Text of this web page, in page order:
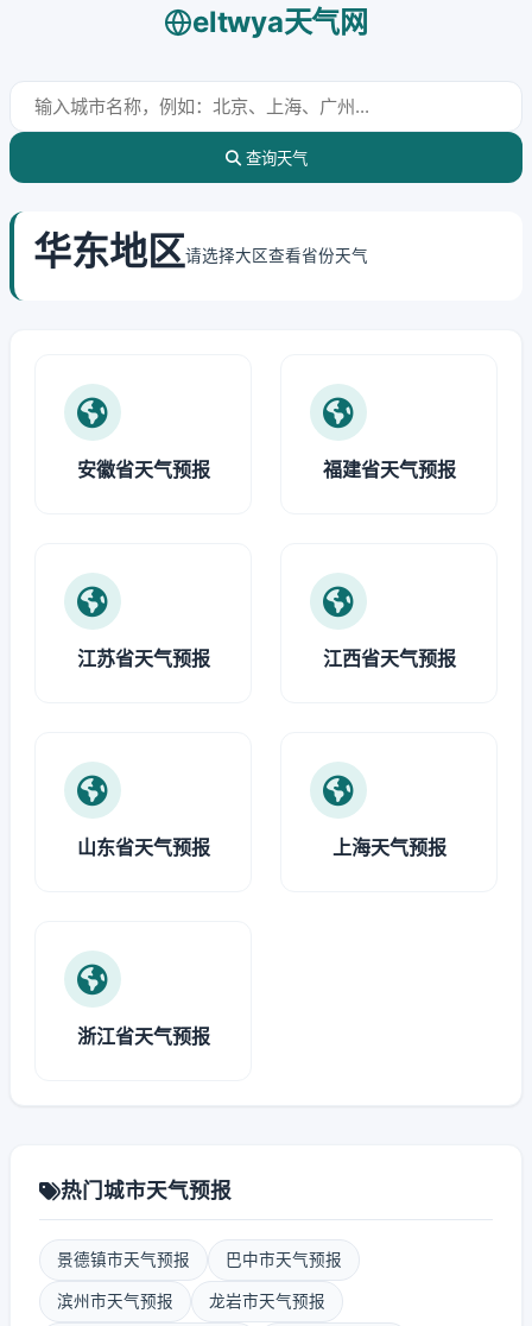
eltwya天气网
查询天气
华东地区请选择大区查看省份天气
安徽省天气预报 福建省天气预报
江苏省天气预报 江西省天气预报
山东省天气预报 上海天气预报
浙江省天气预报
热门城市天气预报
景德镇市天气预报 巴中市天气预报
滨州市天气预报 龙岩市天气预报